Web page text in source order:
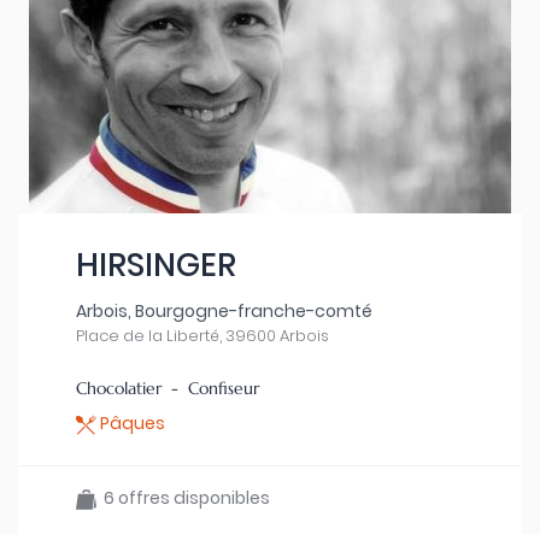
HIRSINGER
Arbois, Bourgogne-franche-comté
Place de la Liberté, 39600 Arbois
Chocolatier - Confiseur
Pâques
6 offres disponibles